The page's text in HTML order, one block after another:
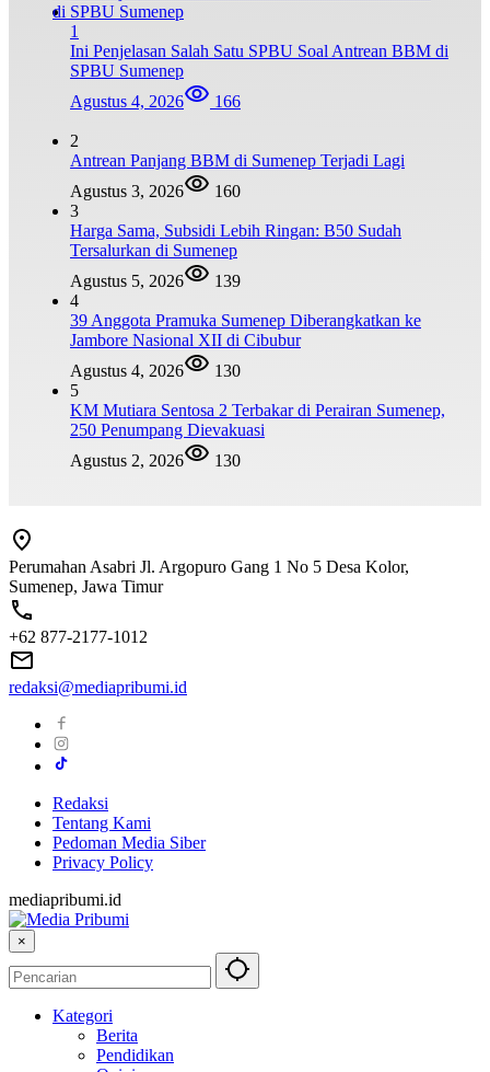
1
Ini Penjelasan Salah Satu SPBU Soal Antrean BBM di
SPBU Sumenep
Agustus 4, 2026
166
2
Antrean Panjang BBM di Sumenep Terjadi Lagi
Agustus 3, 2026
160
3
Harga Sama, Subsidi Lebih Ringan: B50 Sudah
Tersalurkan di Sumenep
Agustus 5, 2026
139
4
39 Anggota Pramuka Sumenep Diberangkatkan ke
Jambore Nasional XII di Cibubur
Agustus 4, 2026
130
5
KM Mutiara Sentosa 2 Terbakar di Perairan Sumenep,
250 Penumpang Dievakuasi
Agustus 2, 2026
130
Perumahan Asabri Jl. Argopuro Gang 1 No 5 Desa Kolor,
Sumenep, Jawa Timur
+62 877-2177-1012
redaksi@mediapribumi.id
Redaksi
Tentang Kami
Pedoman Media Siber
Privacy Policy
mediapribumi.id
×
Kategori
Berita
Pendidikan